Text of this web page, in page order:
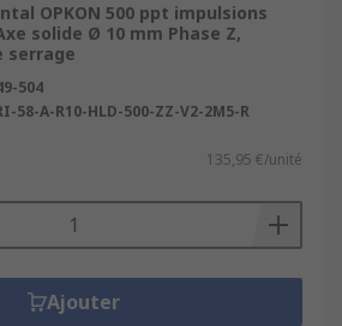
OPKON 500 ppt impulsions
solide Ø 10 mm Phase Z,
serrage
504
58-A-R10-HLD-500-ZZ-V2-2M5-R
135,95 €/unité
Ajouter